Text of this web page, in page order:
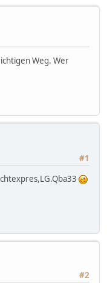
Weg. Wer
#1
#2